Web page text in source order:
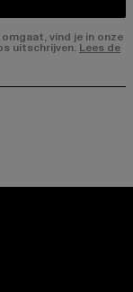
vind je in onze
uitschrijven. Lees de